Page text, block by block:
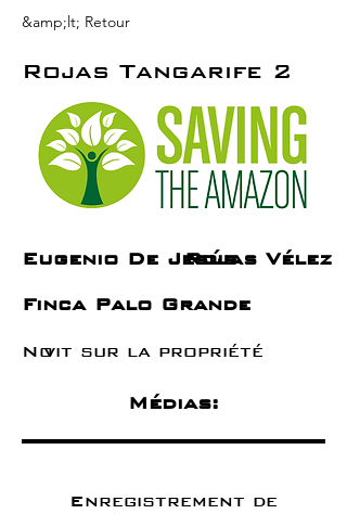
&amp;lt; Retour
Rojas Tangarife 2
Eugenio De JesúsRojas Vélez
Finca Palo Grande
Novit sur la propriété
Médias:
Enregistrement de